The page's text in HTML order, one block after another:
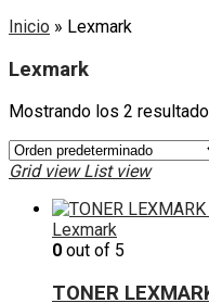
Inicio » Lexmark
Lexmark
Mostrando los 2
Grid view List view
Lexmark
0 out of 5
TONER